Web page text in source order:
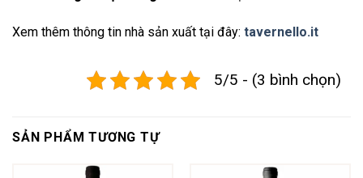
Xem thêm thông tin nhà sản xuất tại đây: tavernello.it
5/5 - (3 bình chọn)
SẢN PHẨM TƯƠNG TỰ